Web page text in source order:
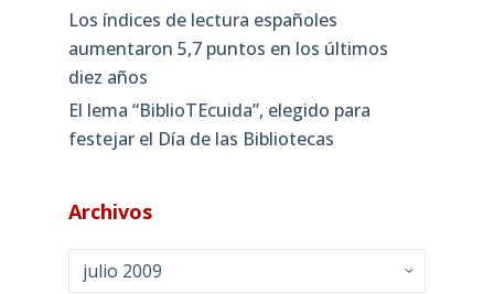
Los índices de lectura españoles
aumentaron 5,7 puntos en los últimos
diez años
El lema “BiblioTEcuida”, elegido para
festejar el Día de las Bibliotecas
Archivos
Archivos